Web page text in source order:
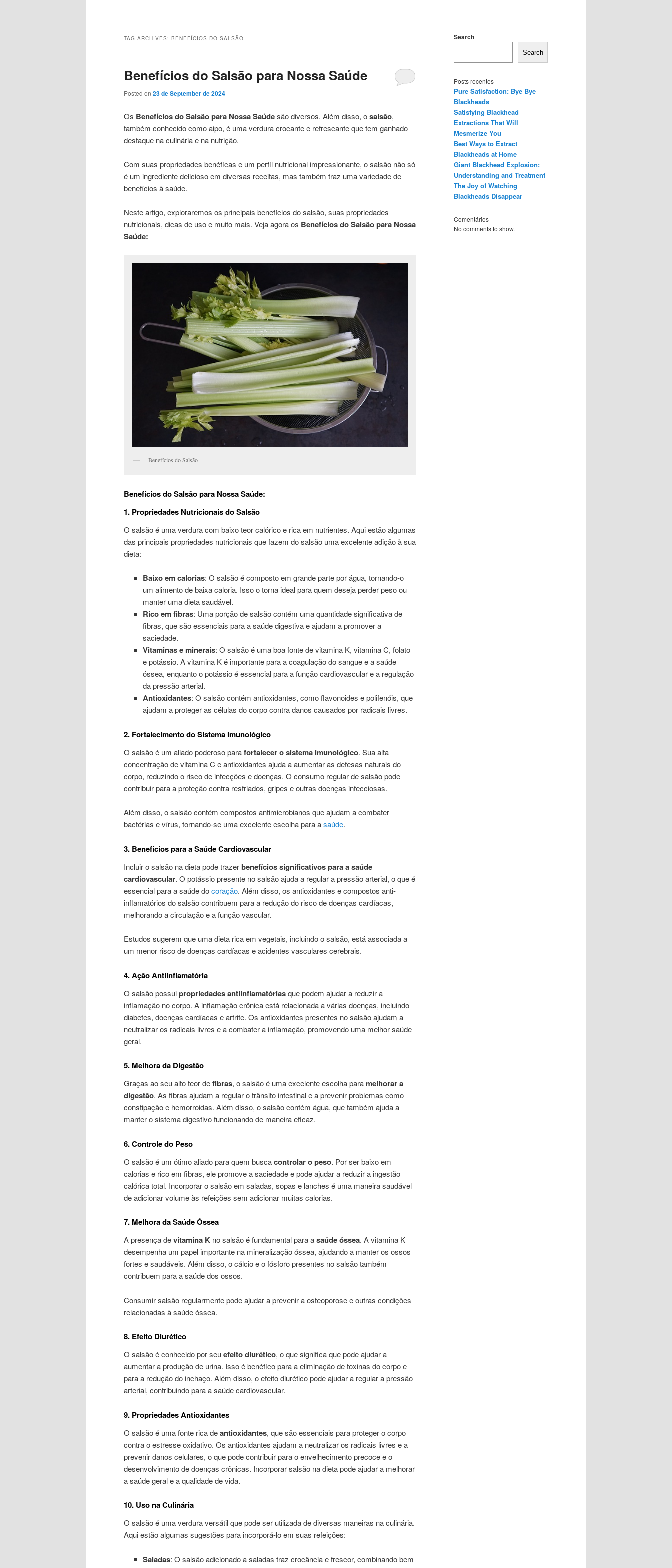
TAG ARCHIVES: BENEFÍCIOS DO SALSÃO
Benefícios do Salsão para Nossa Saúde
Posted on 23 de September de 2024
Os Benefícios do Salsão para Nossa Saúdesão diversos. Além disso, osalsão,
também conhecido como aipo, é uma verdura crocante e refrescante que tem ganhado
destaque na culinária e na nutrição.
Com suas propriedades benéficas e um perfil nutricional impressionante, o salsão não só
é um ingrediente delicioso em diversas receitas, mas também traz uma variedade de
benefícios à saúde.
Neste artigo, exploraremos os principais benefícios do salsão, suas propriedades
nutricionais, dicas de uso e muito mais. Veja agora os Benefícios do Salsão para Nossa
Saúde:
Benefícios do Salsão
Benefícios do Salsão para Nossa Saúde:
1. Propriedades Nutricionais do Salsão
O salsão é uma verdura com baixo teor calórico e rica em nutrientes. Aqui estão algumas
das principais propriedades nutricionais que fazem do salsão uma excelente adição à sua
dieta:
Baixo em calorias: O salsão é composto em grande parte por água, tornando-o
um alimento de baixa caloria. Isso o torna ideal para quem deseja perder peso ou
manter uma dieta saudável.
Rico em fibras: Uma porção de salsão contém uma quantidade significativa de
fibras, que são essenciais para a saúde digestiva e ajudam a promover a
saciedade.
Vitaminas e minerais: O salsão é uma boa fonte de vitamina K, vitamina C, folato
e potássio. A vitamina K é importante para a coagulação do sangue e a saúde
óssea, enquanto o potássio é essencial para a função cardiovascular e a regulação
da pressão arterial.
Antioxidantes: O salsão contém antioxidantes, como flavonoides e polifenóis, que
ajudam a proteger as células do corpo contra danos causados por radicais livres.
2. Fortalecimento do Sistema Imunológico
O salsão é um aliado poderoso parafortalecer o sistema imunológico. Sua alta
concentração de vitamina C e antioxidantes ajuda a aumentar as defesas naturais do
corpo, reduzindo o risco de infecções e doenças. O consumo regular de salsão pode
contribuir para a proteção contra resfriados, gripes e outras doenças infecciosas.
Além disso, o salsão contém compostos antimicrobianos que ajudam a combater
bactérias e vírus, tornando-se uma excelente escolha para asaúde.
3. Benefícios para a Saúde Cardiovascular
Incluir o salsão na dieta pode trazerbenefícios significativos para a saúde
cardiovascular. O potássio presente no salsão ajuda a regular a pressão arterial, o que é
essencial para a saúde docoração. Além disso, os antioxidantes e compostos anti-
inflamatórios do salsão contribuem para a redução do risco de doenças cardíacas,
melhorando a circulação e a função vascular.
Estudos sugerem que uma dieta rica em vegetais, incluindo o salsão, está associada a
um menor risco de doenças cardíacas e acidentes vasculares cerebrais.
4. Ação Antiinflamatória
O salsão possuipropriedades antiinflamatóriasque podem ajudar a reduzir a
inflamação no corpo. A inflamação crônica está relacionada a várias doenças, incluindo
diabetes, doenças cardíacas e artrite. Os antioxidantes presentes no salsão ajudam a
neutralizar os radicais livres e a combater a inflamação, promovendo uma melhor saúde
geral.
5. Melhora da Digestão
Graças ao seu alto teor defibras, o salsão é uma excelente escolha para melhorar a
digestão. As fibras ajudam a regular o trânsito intestinal e a prevenir problemas como
constipação e hemorroidas. Além disso, o salsão contém água, que também ajuda a
manter o sistema digestivo funcionando de maneira eficaz.
6. Controle do Peso
O salsão é um ótimo aliado para quem buscacontrolar o peso. Por ser baixo em
calorias e rico em fibras, ele promove a saciedade e pode ajudar a reduzir a ingestão
calórica total. Incorporar o salsão em saladas, sopas e lanches é uma maneira saudável
de adicionar volume às refeições sem adicionar muitas calorias.
7. Melhora da Saúde Óssea
A presença devitamina K no salsão é fundamental para asaúde óssea. A vitamina K
desempenha um papel importante na mineralização óssea, ajudando a manter os ossos
fortes e saudáveis. Além disso, o cálcio e o fósforo presentes no salsão também
contribuem para a saúde dos ossos.
Consumir salsão regularmente pode ajudar a prevenir a osteoporose e outras condições
relacionadas à saúde óssea.
8. Efeito Diurético
O salsão é conhecido por seuefeito diurético, o que significa que pode ajudar a
aumentar a produção de urina. Isso é benéfico para a eliminação de toxinas do corpo e
para a redução do inchaço. Além disso, o efeito diurético pode ajudar a regular a pressão
arterial, contribuindo para a saúde cardiovascular.
9. Propriedades Antioxidantes
O salsão é uma fonte rica deantioxidantes, que são essenciais para proteger o corpo
contra o estresse oxidativo. Os antioxidantes ajudam a neutralizar os radicais livres e a
prevenir danos celulares, o que pode contribuir para o envelhecimento precoce e o
desenvolvimento de doenças crônicas. Incorporar salsão na dieta pode ajudar a melhorar
a saúde geral e a qualidade de vida.
10. Uso na Culinária
O salsão é uma verdura versátil que pode ser utilizada de diversas maneiras na culinária.
Aqui estão algumas sugestões para incorporá-lo em suas refeições:
Saladas: O salsão adicionado a saladas traz crocância e frescor, combinando bem
Search
Search
Posts recentes
Pure Satisfaction: Bye Bye
Blackheads
Satisfying Blackhead
Extractions That Will
Mesmerize You
Best Ways to Extract
Blackheads at Home
Giant Blackhead Explosion:
Understanding and Treatment
The Joy of Watching
Blackheads Disappear
Comentários
No comments to show.